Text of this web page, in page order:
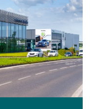
7 9
14 15 16
21 22 23
28